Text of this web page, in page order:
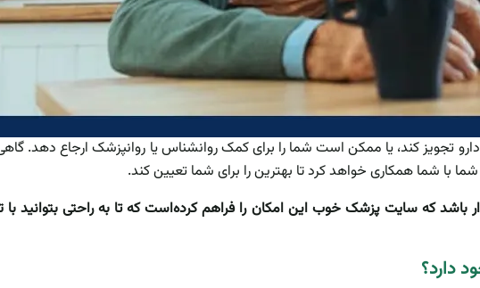
کند، یا ممکن است شما را برای کمک روانشناس یا روانپزشک ارجاع دهد. گاهی
با شما همکاری خواهد کرد تا بهترین را برای شما تعیین کند.
باشد که سایت پزشک خوب این امکان را فراهم کرده‌است که تا به راحتی بتوانید با
دارد؟